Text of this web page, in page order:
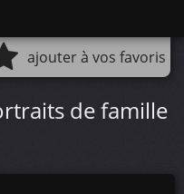
ajouter à vos favoris
de famille